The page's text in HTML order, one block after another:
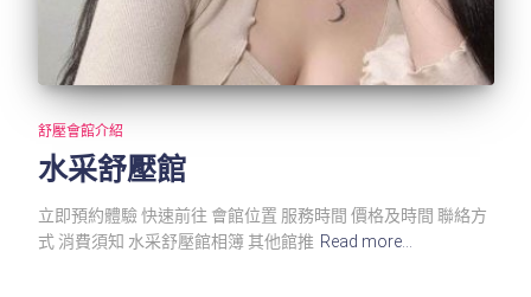
舒壓會館介紹
水采舒壓館
立即預約體驗 快速前往 會館位置 服務時間 價格及時間 聯絡方
式 消費須知 水采舒壓館相簿 其他館推 Read more…